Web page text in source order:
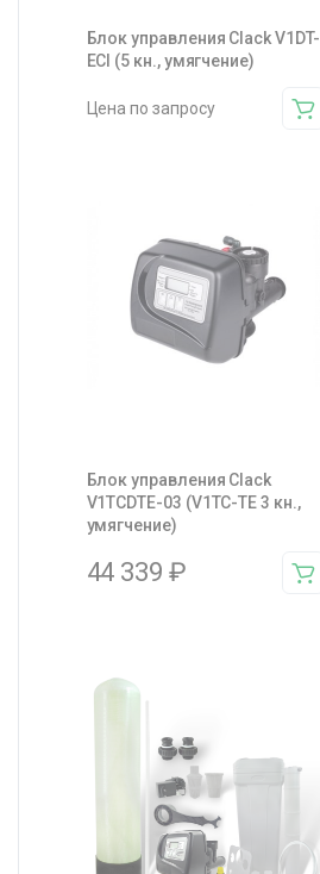
Блок управления Clack V1DT-
ECI (5 кн., умягчение)
Цена по запросу
Блок управления Clack
V1TCDTE-03 (V1TC-TE 3 кн.,
умягчение)
44 339₽